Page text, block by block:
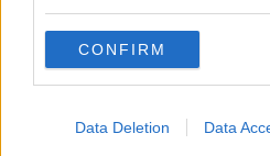
use your data for below specified
consent section.
CONFIRM
Data Deletion Data
Förutom samtalenvisas
stänger vid midnatt tar dj:s